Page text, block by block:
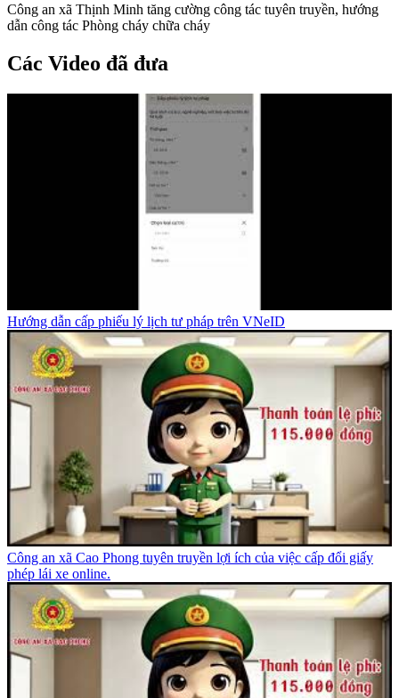
Công an xã Thịnh Minh tăng cường công tác tuyên truyền, hướng
dẫn công tác Phòng cháy chữa cháy
Các Video đã đưa
Hướng dẫn cấp phiếu lý lịch tư pháp trên VNeID
Công an xã Cao Phong tuyên truyền lợi ích của việc cấp đổi giấy
phép lái xe online.